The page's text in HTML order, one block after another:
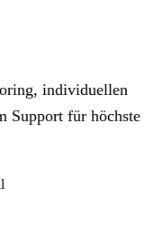
individuellen
Support für höchste